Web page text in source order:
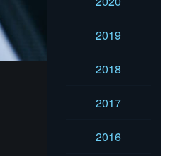
2019
2018
2017
2016